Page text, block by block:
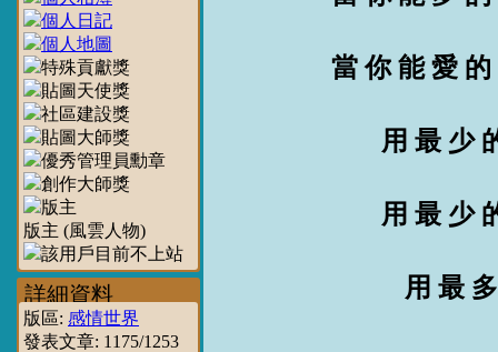
版主 (風雲人物)
詳細資料
版區: 感情世界
發表文章: 1175/1253
當 你 能 愛
用 最 少
用 最 少
用 最